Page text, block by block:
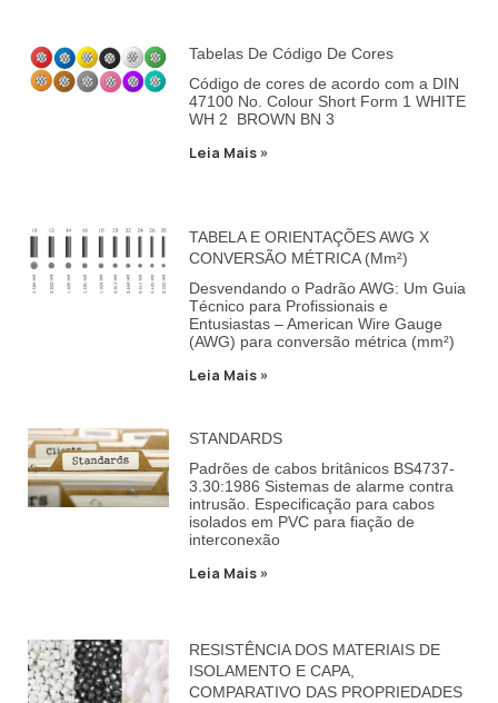
Tabelas De Código De Cores
Código de cores de acordo com a DIN
47100 No. Colour Short Form 1 WHITE
WH 2 BROWN BN 3
Leia Mais »
TABELA E ORIENTAÇÕES AWG X
CONVERSÃO MÉTRICA (mm²)
Desvendando o Padrão AWG: Um Guia
Técnico para Profissionais e
Entusiastas – American Wire Gauge
(AWG) para conversão métrica (mm²)
Leia Mais »
STANDARDS
Padrões de cabos britânicos BS4737-
3.30:1986 Sistemas de alarme contra
intrusão. Especificação para cabos
isolados em PVC para fiação de
interconexão
Leia Mais »
RESISTÊNCIA DOS MATERIAIS DE
ISOLAMENTO E CAPA,
COMPARATIVO DAS PROPRIEDADES